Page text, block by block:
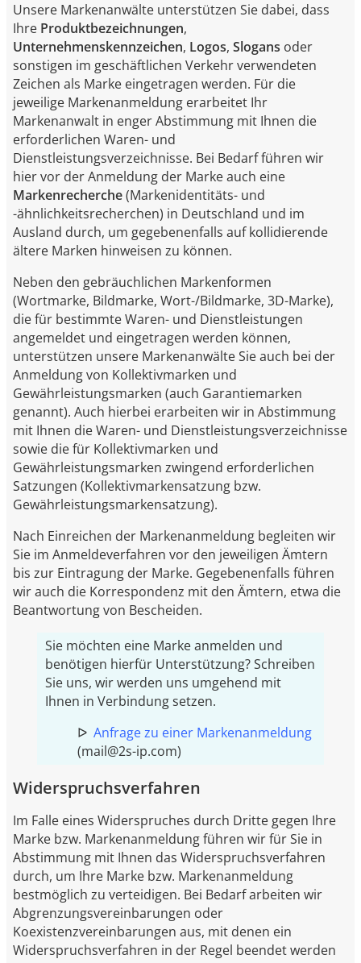
Unsere Markenanwälte unterstützen Sie dabei, dass
Ihre Produktbezeichnungen,
Unternehmenskennzeichen, Logos, Slogans oder
sonstigen im geschäftlichen Verkehr verwendeten
Zeichen als Marke eingetragen werden. Für die
jeweilige Markenanmeldung erarbeitet Ihr
Markenanwalt in enger Abstimmung mit Ihnen die
erforderlichen Waren- und
Dienstleistungsverzeichnisse. Bei Bedarf führen wir
hier vor der Anmeldung der Marke auch eine
Markenrecherche(Markenidentitäts- und
-ähnlichkeitsrecherchen) in Deutschland und im
Ausland durch, um gegebenenfalls auf kollidierende
ältere Marken hinweisen zu können.
Neben den gebräuchlichen Markenformen
(Wortmarke, Bildmarke, Wort-/Bildmarke, 3D-Marke),
die für bestimmte Waren- und Dienstleistungen
angemeldet und eingetragen werden können,
unterstützen unsere Markenanwälte Sie auch bei der
Anmeldung von Kollektivmarken und
Gewährleistungsmarken (auch Garantiemarken
genannt). Auch hierbei erarbeiten wir in Abstimmung
mit Ihnen die Waren- und Dienstleistungsverzeichnisse
sowie die für Kollektivmarken und
Gewährleistungsmarken zwingend erforderlichen
Satzungen (Kollektivmarkensatzung bzw.
Gewährleistungsmarkensatzung).
Nach Einreichen der Markenanmeldung begleiten wir
Sie im Anmeldeverfahren vor den jeweiligen Ämtern
bis zur Eintragung der Marke. Gegebenenfalls führen
wir auch die Korrespondenz mit den Ämtern, etwa die
Beantwortung von Bescheiden.
Sie möchten eine Marke anmelden und
benötigen hierfür Unterstützung? Schreiben
Sie uns, wir werden uns umgehend mit
Ihnen in Verbindung setzen.
ᐅ Anfrage zu einer Markenanmeldung
(mail@2s-ip.com)
Widerspruchsverfahren
Im Falle eines Widerspruches durch Dritte gegen Ihre
Marke bzw. Markenanmeldung führen wir für Sie in
Abstimmung mit Ihnen das Widerspruchsverfahren
durch, um Ihre Marke bzw. Markenanmeldung
bestmöglich zu verteidigen. Bei Bedarf arbeiten wir
Abgrenzungsvereinbarungen oder
Koexistenzvereinbarungen aus, mit denen ein
Widerspruchsverfahren in der Regel beendet werden